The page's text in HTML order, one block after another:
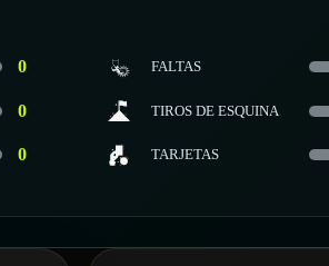
0 FALTAS
0 TIROS DE ESQUINA
0 TARJETAS